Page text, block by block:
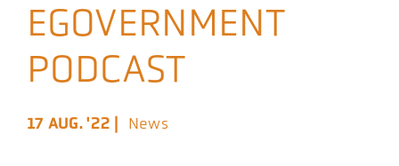
EGOVERNMENT
PODCAST
17 AUG. '22 | News